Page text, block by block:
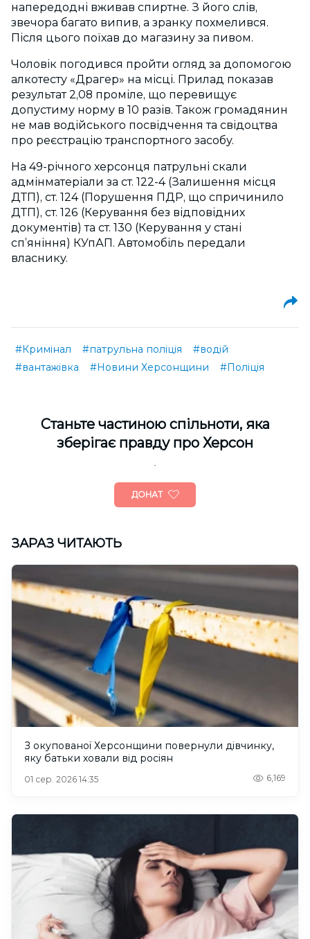
напередодні вживав спиртне. З його слів,
звечора багато випив, а зранку похмелився.
Після цього поїхав до магазину за пивом.
Чоловік погодився пройти огляд за допомогою
алкотесту «Драгер» на місці. Прилад показав
результат 2,08 проміле, що перевищує
допустиму норму в 10 разів. Також громадянин
не мав водійського посвідчення та свідоцтва
про реєстрацію транспортного засобу.
На 49-річного херсонця патрульні скали
адмінматеріали за ст. 122-4 (Залишення місця
ДТП), ст. 124 (Порушення ПДР, що спричинило
ДТП), ст. 126 (Керування без відповідних
документів) та ст. 130 (Керування у стані
сп’яніння) КУпАП. Автомобіль передали
власнику.
#Кримінал #патрульна поліція
#водій
#вантажівка
#Новини Херсонщини #Поліція
Cтаньте частиною спільноти, яка
зберігає правду про Херсон
ДОНАТ
ЗАРАЗ ЧИТАЮТЬ
З окупованої Херсонщини повернули дівчинку,
яку батьки ховали від росіян
01 сер. 2026 14:35 6,169